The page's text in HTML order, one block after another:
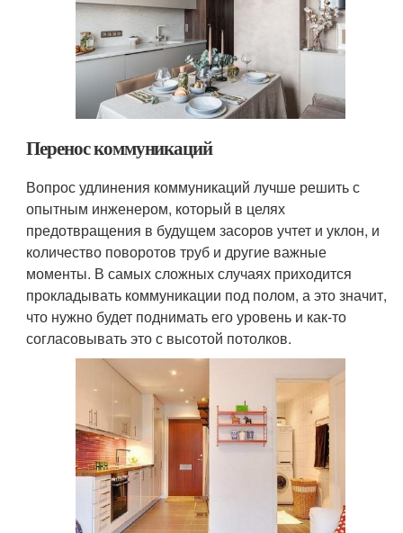
Перенос коммуникаций
Вопрос удлинения коммуникаций лучше решить с
опытным инженером, который в целях
предотвращения в будущем засоров учтет и уклон, и
количество поворотов труб и другие важные
моменты. В самых сложных случаях приходится
прокладывать коммуникации под полом, а это значит,
что нужно будет поднимать его уровень и как-то
согласовывать это с высотой потолков.